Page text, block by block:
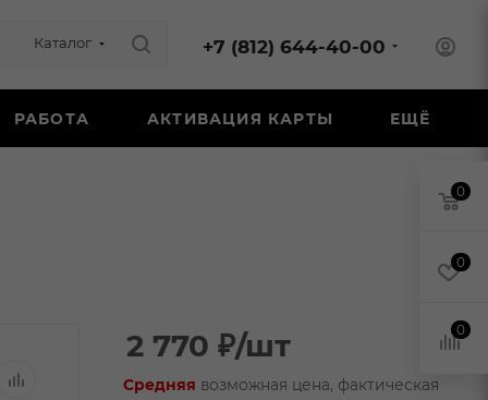
Каталог +7 (812) 644-40-00
РАБОТА АКТИВАЦИЯ КАРТЫ ЕЩЁ
2 770 ₽/шт
Средняя возможная цена, фактическая
0
0
0